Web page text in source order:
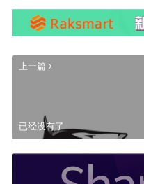
上一篇
已经没有了